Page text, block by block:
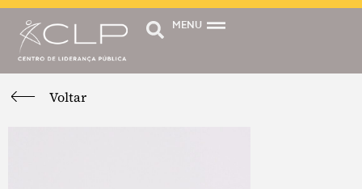
MENU
Voltar